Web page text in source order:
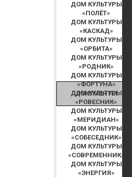
ДОМ КУЛЬТУРЫ
«ПОЛЁТ»
ДОМ КУЛЬТУРЫ
«КАСКАД»
ДОМ КУЛЬТУРЫ
«ОРБИТА»
ДОМ КУЛЬТУРЫ
«РОДНИК»
ДОМ КУЛЬТУРЫ
«ФОРТУНА»
ДОМ КУЛЬТУРЫ
«РОВЕСНИК»
ДОМ КУЛЬТУРЫ
«МЕРИДИАН»
ДОМ КУЛЬТУРЫ
«СОБЕСЕДНИК»
ДОМ КУЛЬТУРЫ
«СОВРЕМЕННИК»
ДОМ КУЛЬТУРЫ
«ЭНЕРГИЯ»
ДОКУМЕНТЫ